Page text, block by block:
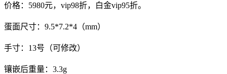
价格：5980元，vip98折，白金vip95折。
蛋面尺寸：9.5*7.2*4（mm）
手寸：13号（可修改）
镶嵌后重量：3.3g